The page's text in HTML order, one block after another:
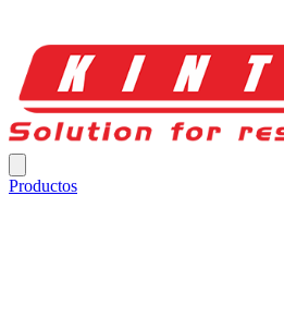
Productos